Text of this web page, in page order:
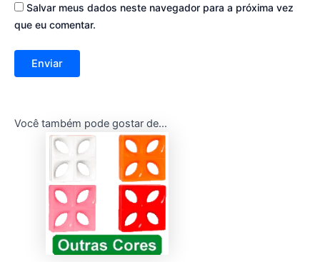
Salvar meus dados neste navegador para a próxima vez
que eu comentar.
Você também pode gostar de…